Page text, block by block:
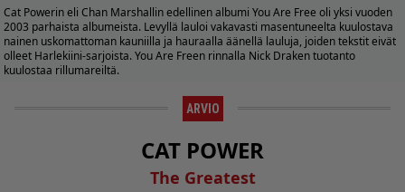
Cat Powerin eli Chan Marshallin edellinen albumi You Are Free oli yksi vuoden
2003 parhaista albumeista. Levyllä lauloi vakavasti masentuneelta kuulostava
nainen uskomattoman kauniilla ja hauraalla äänellä lauluja, joiden tekstit eivät
olleet Harlekiini-sarjoista. You Are Freen rinnalla Nick Draken tuotanto
kuulostaa rillumareiltä.
ARVIO
CAT POWER
The Greatest